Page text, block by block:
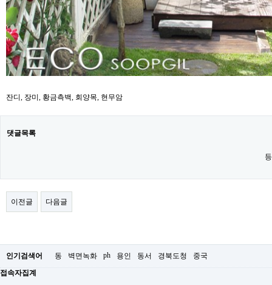
잔디, 장미, 황금측백, 회양목, 현무암
댓글목록
이전글 다음글
인기검색어 동 벽면녹화 ph 용인 동서 경북도청
중국
접속자집계